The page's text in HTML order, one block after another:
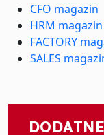
CFO magazin
HRM magazin
FACTORY
SALES